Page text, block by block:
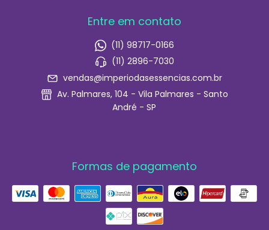
Entre em contato
(11) 98717-0166
(11) 2896-7030
vendas@imperiodasessencias.com.br
Av. Palmares, 104 - Vila Palmares - Santo
André - SP
Formas de pagamento